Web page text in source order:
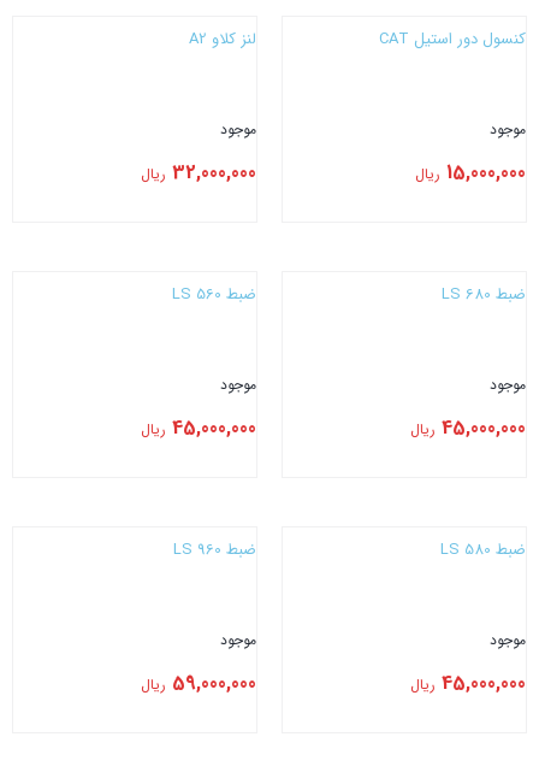
کنسول دور استیل CAT
موجود
15,000,000 ریال
لنز کلاو A2
موجود
32,000,000 ریال
ضبط LS 680
موجود
45,000,000 ریال
ضبط LS 560
موجود
45,000,000 ریال
ضبط LS 580
موجود
45,000,000 ریال
ضبط LS 960
موجود
59,000,000 ریال